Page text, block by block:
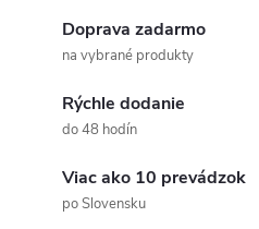
Doprava zadarmo
na vybrané produkty
Rýchle dodanie
do 48 hodín
Viac ako 10 prevádzok
po Slovensku